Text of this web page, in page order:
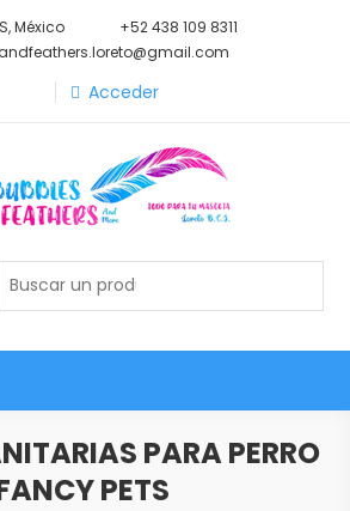
México
+52 438 109 8311
Acceder
Feathers And
More
PARA PERRO
PETS